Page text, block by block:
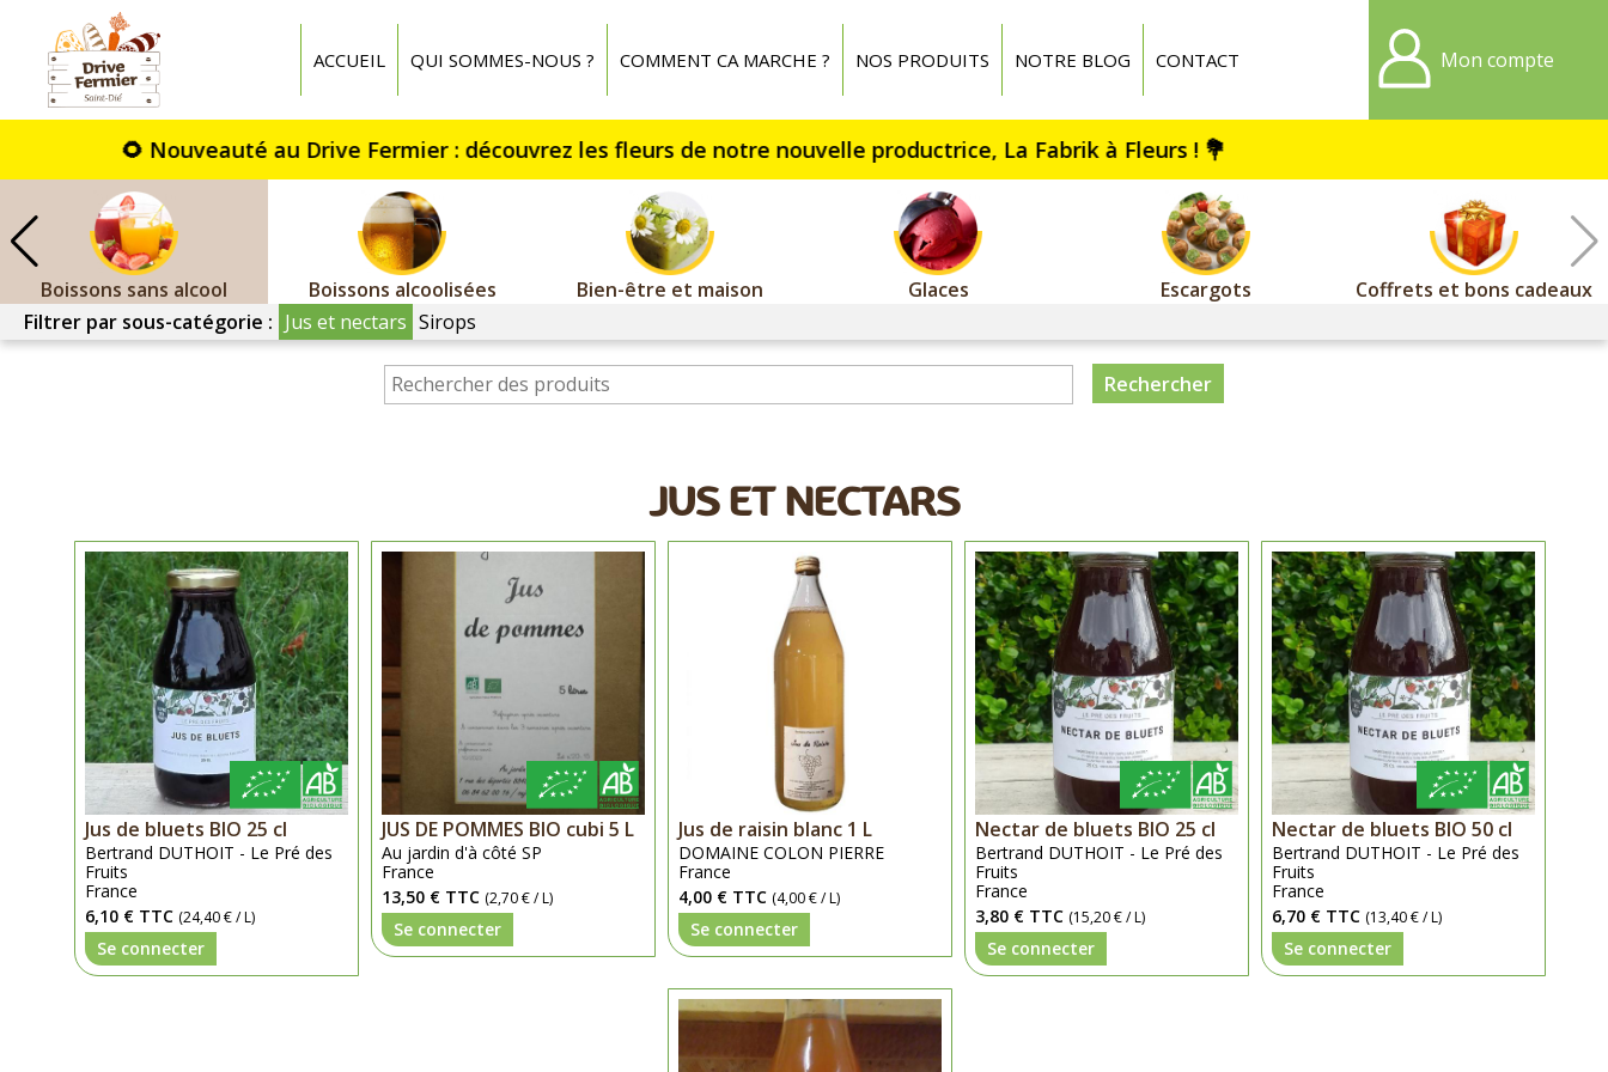
ACCUEIL QUI SOMMES-NOUS ? COMMENT CA MARCHE ? NOS PRODUITS NOTRE BLOG CONTACT Mon compte
Boissons sans alcool Boissons alcoolisées Bien-être et maison Glaces Escargots
Coffrets et bons cadeaux
Filtrer par sous-catégorie : Jus et nectars Sirops
JUS ET NECTARS
Jus de bluets BIO 25 cl
Bertrand DUTHOIT - Le Pré des
Fruits
France
6,10 € TTC (24,40 € / L)
Se connecter
JUS DE POMMES BIO cubi 5 L
Au jardin d'à côté SP
France
13,50 € TTC (2,70 € / L)
Se connecter
Jus de raisin blanc 1 L
DOMAINE COLON PIERRE
France
4,00 € TTC (4,00 € / L)
Se connecter
Nectar de bluets BIO 25 cl
Bertrand DUTHOIT - Le Pré des
Fruits
France
3,80 € TTC (15,20 € / L)
Se connecter
Nectar de bluets BIO 50 cl
Bertrand DUTHOIT - Le Pré des
Fruits
France
6,70 € TTC (13,40 € / L)
Se connecter